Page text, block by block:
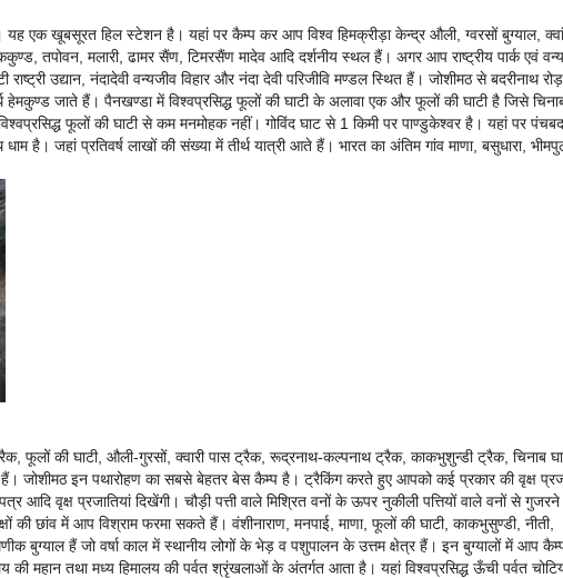
यह एक खूबसूरत हिल स्टेशन है। यहां पर कैम्प कर आप विश्व हिमक्रीड़ा केन्द्र औली, ग्वरसों बुग्याल,
तपोवन, मलारी, ढामर सैंण, टिमरसैंण मादेव आदि दर्शनीय स्थल हैं। अगर आप राष्ट्रीय पार्क एवं
उद्यान, नंदादेवी वन्यजीव विहार और नंदा देवी परिजीवि मण्डल स्थित हैं। जोशीमठ से बदरीनाथ
हेमकुण्ड जाते हैं। पैनखण्डा में विश्वप्रसिद्ध फूलों की घाटी के अलावा एक और फूलों की घाटी है जिसे
फूलों की घाटी से कम मनमोहक नहीं। गोविंद घाट से 1 किमी पर पाण्डुकेश्वर है। यहां पर
है। जहां प्रतिवर्ष लाखों की संख्या में तीर्थ यात्री आते हैं। भारत का अंतिम गांव माणा, बसुधारा,
फूलों की घाटी, औली-गुरसों, क्वारी पास ट्रैक, रूद्रनाथ-कल्पनाथ ट्रैक, काकभुशुन्डी ट्रैक, चिनाब
जोशीमठ इन पथारोहण का सबसे बेहतर बेस कैम्प है। ट्रैकिंग करते हुए आपको कई प्रकार की वृक्ष
वृक्ष प्रजातियां दिखेंगी। चौड़ी पत्ती वाले मिश्रित वनों के ऊपर नुकीली पत्तियों वाले वनों से गुजरने
की छांव में आप विश्राम फरमा सकते हैं। वंशीनाराण, मनपाई, माणा, फूलों की घाटी, काकभुसुण्डी, नीती,
बुग्याल हैं जो वर्षा काल में स्थानीय लोगों के भेड़ व पशुपालन के उत्तम क्षेत्र हैं। इन बुग्यालों में आप
महान तथा मध्य हिमालय की पर्वत श्रृंखलाओं के अंतर्गत आता है। यहां विश्वप्रसिद्ध ऊँची पर्वत